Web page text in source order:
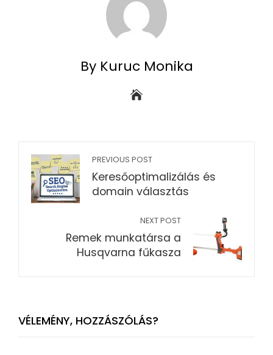
By Kuruc Monika
PREVIOUS POST
Keresőoptimalizálás és
domain választás
NEXT POST
Remek munkatársa a
Husqvarna fűkasza
VÉLEMÉNY, HOZZÁSZÓLÁS?